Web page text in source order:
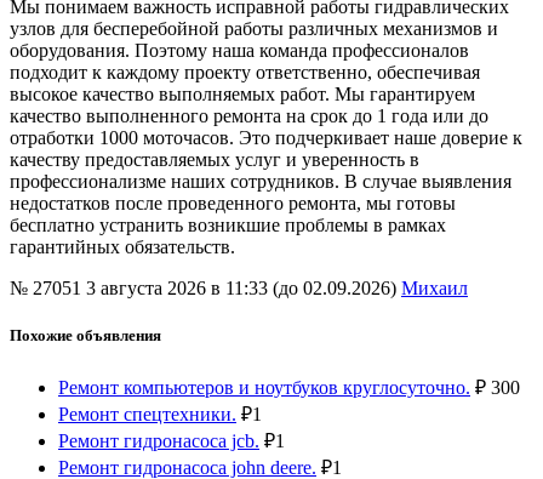
Мы понимаем важность исправной работы гидравлических
узлов для бесперебойной работы различных механизмов и
оборудования. Поэтому наша команда профессионалов
подходит к каждому проекту ответственно, обеспечивая
высокое качество выполняемых работ. Мы гарантируем
качество выполненного ремонта на срок до 1 года или до
отработки 1000 моточасов. Это подчеркивает наше доверие к
качеству предоставляемых услуг и уверенность в
профессионализме наших сотрудников. В случае выявления
недостатков после проведенного ремонта, мы готовы
бесплатно устранить возникшие проблемы в рамках
гарантийных обязательств.
№ 27051 3 августа 2026 в 11:33 (до 02.09.2026) Михаил
Похожие объявления
Ремонт компьютеров и ноутбуков круглосуточно. ₽ 300
Ремонт спецтехники. ₽1
Ремонт гидронасоса jcb. ₽1
Ремонт гидронасоса john deere. ₽1